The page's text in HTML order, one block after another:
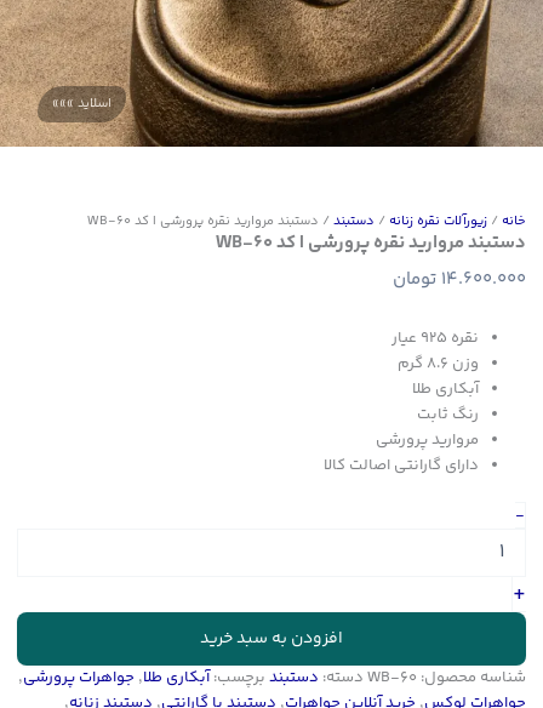
خانه / زیورآلات نقره زنانه / دستبند / دستبند مروارید نقره پرورشی | کد WB-60
دستبند مروارید نقره پرورشی | کد WB-60
14.600.000 تومان
نقره 925 عیار
وزن ۸.۶ گرم
آبکاری طلا
رنگ ثابت
مروارید پرورشی
دارای گارانتی اصالت کالا
-
مروارید
نقره
پرورشی
|
WB-
60
+
افزودن به سبد خرید
شناسه محصول: WB-60 دسته: دستبند برچسب:آبکاری طلا, جواهرات پرورشی,
جواهرات لوکس, خرید آنلاین جواهرات, دستبند با گارانتی, دستبند زنانه,